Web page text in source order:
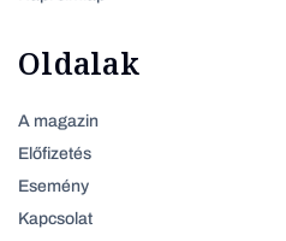
Oldalak
A magazin
Előfizetés
Esemény
Kapcsolat